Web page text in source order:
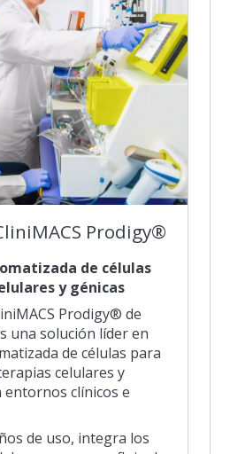
Prodigy®
de células
y génicas
Prodigy® de
una solución líder en
de células para
celulares y
entornos clínicos e
de uso, integra los